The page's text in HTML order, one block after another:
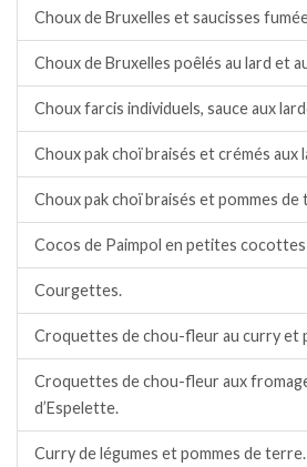
Choux de Bruxelles et saucisses
Choux de Bruxelles poêlés au lard et
Choux farcis individuels, sauce aux
Choux pak choï braisés et crémés aux
Choux pak choï braisés et pommes de
Cocos de Paimpol en petites cocottes
Courgettes.
Croquettes de chou-fleur au curry et
Croquettes de chou-fleur aux
d’Espelette.
Curry de légumes et pommes de terre.